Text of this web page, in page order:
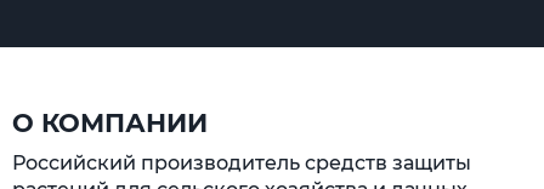
О КОМПАНИИ
Российский производитель средств защиты